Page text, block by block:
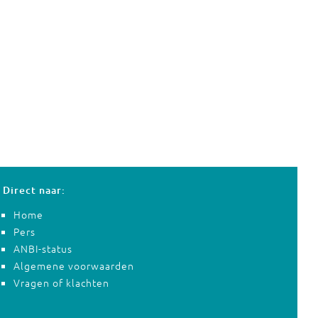
Direct naar:
Home
Pers
ANBI-status
Algemene voorwaarden
Vragen of klachten